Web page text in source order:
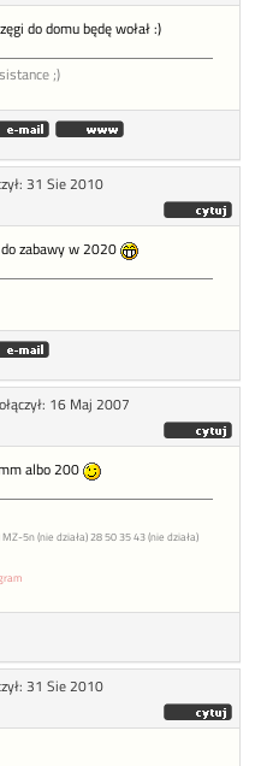
do domu będę wołał :)
;)
31 Sie 2010
zabawy w 2020
16 Maj 2007
albo 200
5n (nie działa) 28 50 35 43 (nie działa)
31 Sie 2010